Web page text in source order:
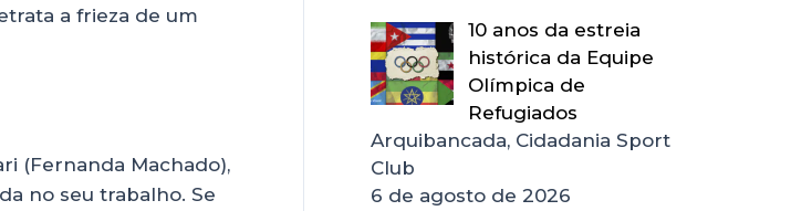
a frieza de um
(Fernanda Machado),
no seu trabalho. Se
10 anos da estreia
histórica da Equipe
Olímpica de
Refugiados
Arquibancada, Cidadania Sport
Club
6 de agosto de 2026